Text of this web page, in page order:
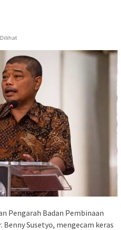
Dilihat
Pengarah Badan Pembinaan
Benny Susetyo, mengecam keras